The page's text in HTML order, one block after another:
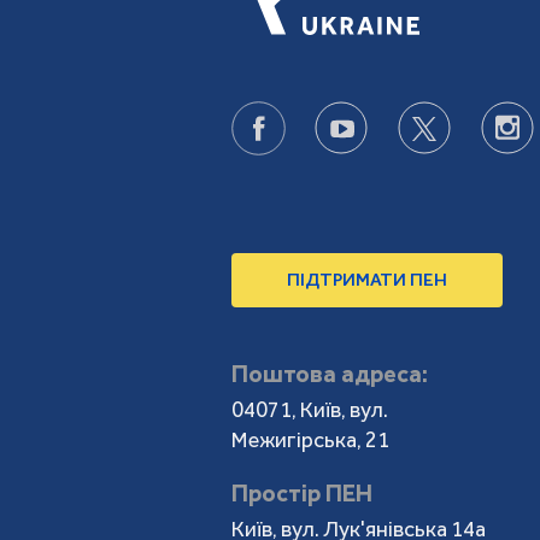
ПІДТРИМАТИ ПЕН
Поштова адреса:
04071, Київ, вул.
Межигірська, 21
Простір ПЕН
Київ, вул. Лук'янівська 14а